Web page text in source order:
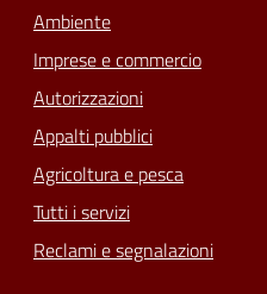
Ambiente
Imprese e commercio
Autorizzazioni
Appalti pubblici
Agricoltura e pesca
Tutti i servizi
Reclami e segnalazioni